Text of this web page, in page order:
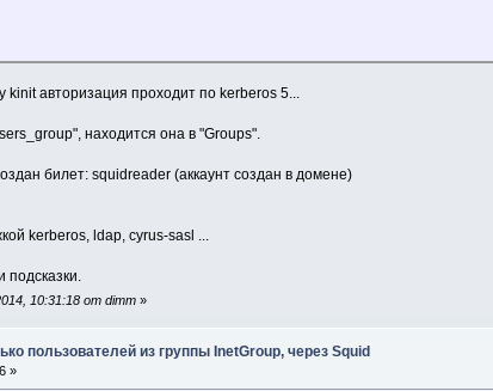
kinit авторизация проходит по kerberos 5...
находится она в "Groups".
билет: squidreader (аккаунт создан в домене)
kerberos, ldap, cyrus-sasl ...
10:31:18 от dimm»
пользователей из группы InetGroup, через Squid
»